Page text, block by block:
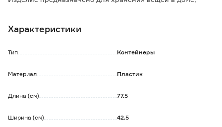
способствуют удобному открыванию.
позволяют устанавливать контейнеры одного размера
Особенности и преимущества:
- защелки плотно прижимают верх.
Характеристики
Тип Контейнеры
Материал Пластик
Длина (см) 77.5
Ширина (см) 42.5